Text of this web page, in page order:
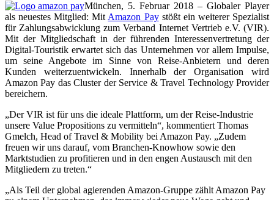
München, 5. Februar 2018 – Globaler Player
als neuestes Mitglied: MitAmazon Paystößt ein weiterer Spezialist
für Zahlungsabwicklung zum Verband Internet Vertrieb e.V. (VIR).
Mit der Mitgliedschaft in der führenden Interessenvertretung der
Digital-Touristik erwartet sich das Unternehmen vor allem Impulse,
um seine Angebote im Sinne von Reise-Anbietern und deren
Kunden weiterzuentwickeln. Innerhalb der Organisation wird
Amazon Pay das Cluster der Service & Travel Technology Provider
bereichern.
„Der VIR ist für uns die ideale Plattform, um der Reise-Industrie
unsere Value Propositions zu vermitteln“, kommentiert Thomas
Gmelch, Head of Travel & Mobility bei Amazon Pay. „Zudem
freuen wir uns darauf, vom Branchen-Knowhow sowie den
Marktstudien zu profitieren und in den engen Austausch mit den
Mitgliedern zu treten.“
„Als Teil der global agierenden Amazon-Gruppe zählt Amazon Pay